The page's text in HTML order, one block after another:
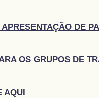
DE
OS GRUPOS DE
AQUI